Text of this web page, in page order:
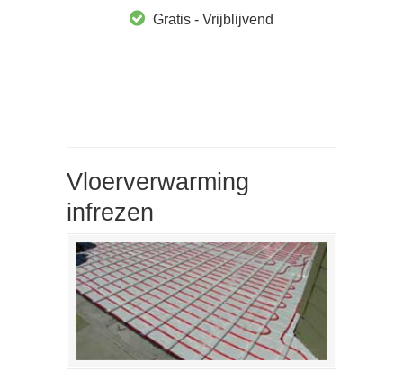
Gratis - Vrijblijvend
Vloerverwarming
infrezen